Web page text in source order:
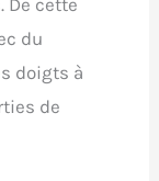
De cette
du
doigts à
de